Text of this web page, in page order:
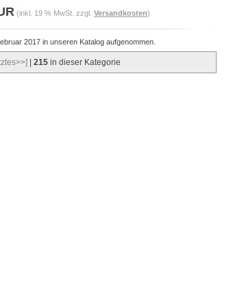
(inkl. 19 % MwSt. zzgl. Versandkosten)
2017 in unseren Katalog aufgenommen.
215 in dieser Kategorie